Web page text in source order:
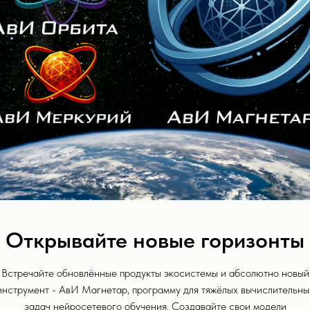
Альговера
: информация, представленная на данной
профессиональную медицинскую
предоставляется в
рекомендаций, профессиональной
Открывайте новые горизонты
Встречайте обновлённые продукты экосистемы и абсолютно новый
- АвИ Магнетар, программу для тяжёлых
задач нейросетевого обучения. Создавайте свои модели